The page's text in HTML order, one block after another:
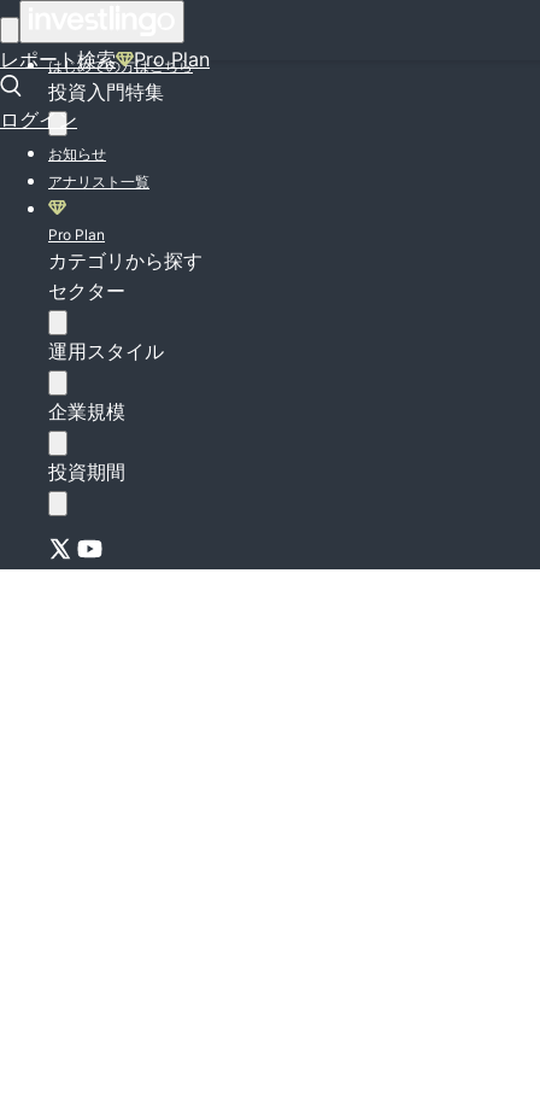
レポート検索 Pro Plan
ログイン
はじめての方はこちら
投資入門特集
お知らせ
アナリスト一覧
Pro Plan
カテゴリから探す
セクター
運用スタイル
企業規模
投資期間